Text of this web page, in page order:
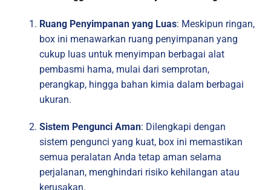
Ruang Penyimpanan yang Luas: Meskipun ringan,
box ini menawarkan ruang penyimpanan yang
cukup luas untuk menyimpan berbagai alat
pembasmi hama, mulai dari semprotan,
perangkap, hingga bahan kimia dalam berbagai
ukuran.
Sistem Pengunci Aman: Dilengkapi dengan
sistem pengunci yang kuat, box ini memastikan
semua peralatan Anda tetap aman selama
perjalanan, menghindari risiko kehilangan atau
kerusakan.